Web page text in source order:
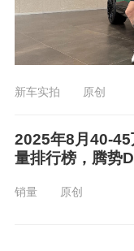
榜单中，新进入
09新能源的
名。
众车网观点：
在35-40万
份宝马3系、奔
市场表现，它们
费者的认可。如
新车实拍 原创
2025年8月40-
量排行榜，腾势
销量 原创